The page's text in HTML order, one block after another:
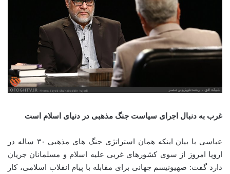
غرب به دنبال اجرای سیاست جنگ مذهبی در دنیای اسلام است
عباسی با بیان اینکه همان استراتژی جنگ های مذهبی ۳۰ ساله در
اروپا امروز از سوی کشورهای غربی علیه اسلام و مسلمانان جریان
دارد گفت: صهیونیسم جهانی برای مقابله با پیام انقلاب اسلامی، کار